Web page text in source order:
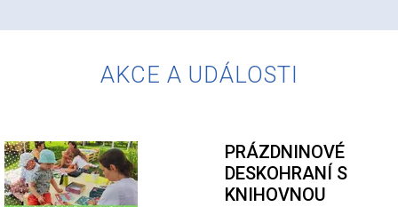
AKCE A UDÁLOSTI
PRÁZDNINOVÉ
DESKOHRANÍ S
KNIHOVNOU